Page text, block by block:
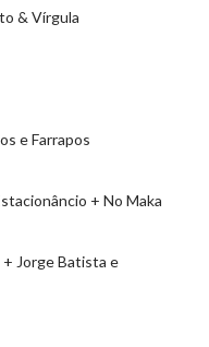
& Vírgula
e Farrapos
+ No Maka
Jorge Batista e